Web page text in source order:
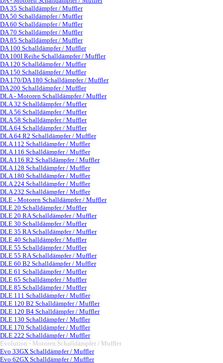
DA 35 Schalldämpfer / Muffler
DA 50 Schalldämpfer / Muffler
DA 60 Schalldämpfer / Muffler
DA 70 Schalldämpfer / Muffler
DA 85 Schalldämpfer / Muffler
DA 100 Schalldämpfer / Muffler
DA 100I Reihe Schalldämpfer / Muffler
DA 120 Schalldämpfer / Muffler
DA 150 Schalldämpfer / Muffler
DA 170/DA 180 Schalldämpfer / Muffler
DA 200 Schalldämpfer / Muffler
DLA - Motoren Schalldämpfer / Muffler▼
DLA 32 Schalldämpfer / Muffler
DLA 56 Schalldämpfer / Muffler
DLA 58 Schalldämpfer / Muffler
DLA 64 Schalldämpfer / Muffler
DLA 64 R2 Schalldämpfer / Muffler
DLA 112 Schalldämpfer / Muffler
DLA 116 Schalldämpfer / Muffler
DLA 116 R2 Schalldämpfer / Muffler
DLA 128 Schalldämpfer / Muffler
DLA 180 Schalldämpfer / Muffler
DLA 224 Schalldämpfer / Muffler
DLA 232 Schalldämpfer / Muffler
DLE - Motoren Schalldämpfer / Muffler▼
DLE 20 Schalldämpfer / Muffler
DLE 20 RA Schalldämpfer / Muffler
DLE 30 Schalldämpfer / Muffler
DLE 35 RA Schalldämpfer / Muffler
DLE 40 Schalldämpfer / Muffler
DLE 55 Schalldämpfer / Muffler
DLE 55 RA Schalldämpfer / Muffler
DLE 60 B2 Schalldämpfer / Muffler
DLE 61 Schalldämpfer / Muffler
DLE 65 Schalldämpfer / Muffler
DLE 85 Schalldämpfer / Muffler
DLE 111 Schalldämpfer / Muffler
DLE 120 B2 Schalldämpfer / Muffler
DLE 120 B4 Schalldämpfer / Muffler
DLE 130 Schalldämpfer / Muffler
DLE 170 Schalldämpfer / Muffler
DLE 222 Schalldämpfer / Muffler
Evolution - Motoren Schalldämpfer / Muffler
Evo 33GX Schalldämpfer / Muffler
Evo 62GX Schalldämpfer / Muffler